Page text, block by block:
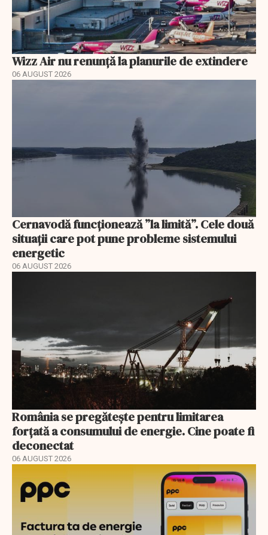
Wizz Air nu renunță la planurile de extindere
06 AUGUST 2026
Cernavodă funcționează ”la limită”. Cele două
situații care pot pune probleme sistemului
energetic
06 AUGUST 2026
România se pregătește pentru limitarea
forțată a consumului de energie. Cine poate fi
deconectat
06 AUGUST 2026